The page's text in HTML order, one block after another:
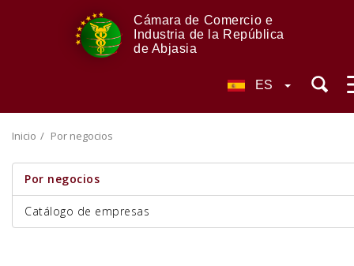
Cámara de Comercio e
Industria de la República
de Abjasia
ES
Inicio Por negocios
Por negocios
Catálogo de empresas